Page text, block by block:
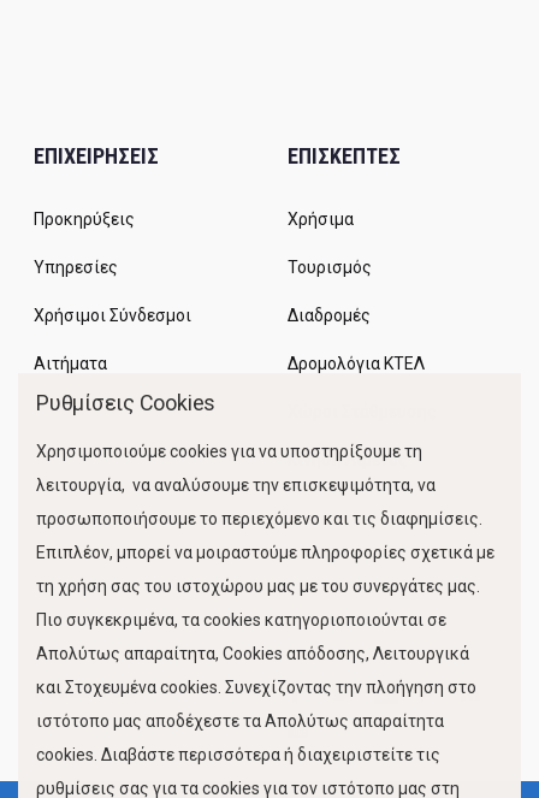
ΕΠΙΧΕΙΡΗΣΕΙΣ
Προκηρύξεις
Υπηρεσίες
Χρήσιμοι Σύνδεσμοι
Αιτήματα
ΕΠΙΣΚΕΠΤΕΣ
Χρήσιμα
Τουρισμός
Διαδρομές
Δρομολόγια ΚΤΕΛ
Κίνηση Λιμένος
FOLLOW US
Ρυθμίσεις Cookies
Χρησιμοποιούμε cookies για να υποστηρίξουμε τη
λειτουργία, να αναλύσουμε την επισκεψιμότητα, να
προσωποποιήσουμε το περιεχόμενο και τις διαφημίσεις.
Επιπλέον, μπορεί να μοιραστούμε πληροφορίες σχετικά με
τη χρήση σας του ιστοχώρου μας με του συνεργάτες μας.
Πιο συγκεκριμένα, τα cookies κατηγοριοποιούνται σε
Απολύτως απαραίτητα, Cookies απόδοσης, Λειτουργικά
και Στοχευμένα cookies. Συνεχίζοντας την πλοήγηση στο
ιστότοπο μας αποδέχεστε τα Απολύτως απαραίτητα
cookies. Διαβάστε περισσότερα ή διαχειριστείτε τις
ρυθμίσεις σας για τα cookies για τον ιστότοπο μας στη